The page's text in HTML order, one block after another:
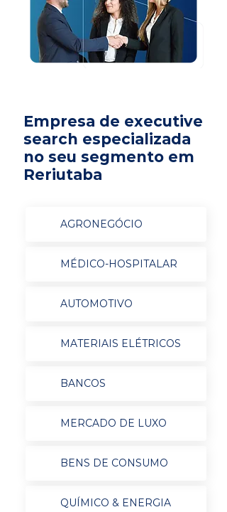
Empresa de executive
search especializada
no seu segmento em
Reriutaba
AGRONEGÓCIO
MÉDICO-HOSPITALAR
AUTOMOTIVO
MATERIAIS ELÉTRICOS
BANCOS
MERCADO DE LUXO
BENS DE CONSUMO
QUÍMICO & ENERGIA